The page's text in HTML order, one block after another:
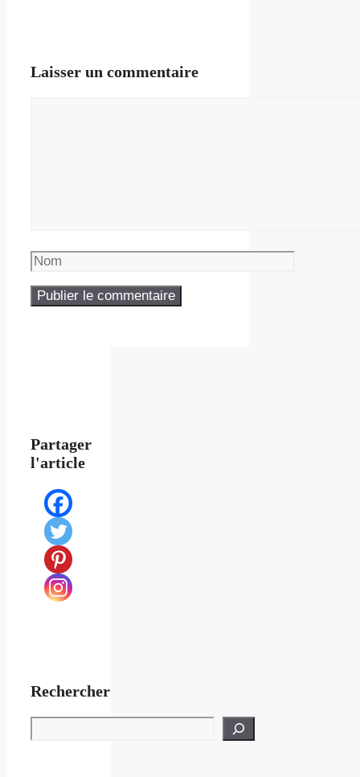
Laisser un commentaire
Nom
Partager
l'article
Rechercher